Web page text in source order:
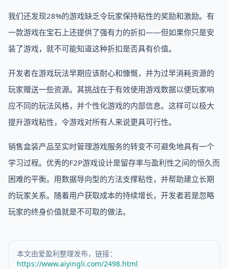
我们还发现28%的游戏缺乏令玩家保持粘性的奖励和激励。有
一款游戏在宝石上还提供了强有力的折扣——但如果你只是安
装了游戏，就不可能知道这种折扣是否具有价值。
开发者在游戏玩法早期应该耐心和慷慨，并为过早消耗资源的
玩家赠送一些资源。其挑战在于有效使用游戏数据以便玩家响
应不同的玩法风格，并个性化游戏的内部信息。这样可以极大
提升游戏粘性，令游戏对所有人来说更具可行性。
销售盒装产品至实时管理游戏服务的转变不可避免地具有一个
学习过程。优秀的F2P游戏设计是留存率与盈利性之间的恒久而
困难的平衡。用数据导向型的方法支撑粘性，并帮助建立长期
的玩家关系。随着用户获取成本的持续增长，开发者若是忽略
玩家的终身价值就是不可取的做法。
本文由爱盈利整理发布，链接：
https://www.aiyingli.com/2498.html